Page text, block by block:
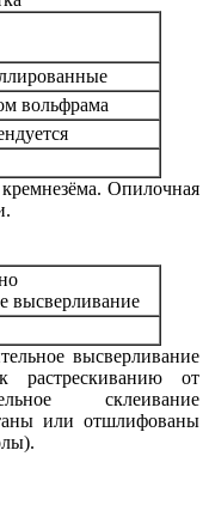
вольфрама
Опилочная
высверливание
высверливание
растрескиванию от
склеивание
или отшлифованы